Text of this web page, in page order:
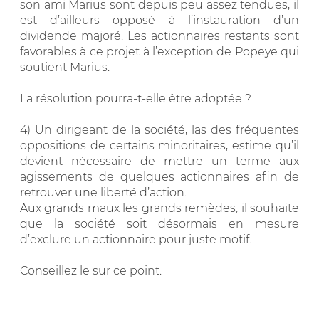
son ami Marius sont depuis peu assez tendues, il
est d’ailleurs opposé à l’instauration d’un
dividende majoré. Les actionnaires restants sont
favorables à ce projet à l’exception de Popeye qui
soutient Marius.
La résolution pourra-t-elle être adoptée ?
4) Un dirigeant de la société, las des fréquentes
oppositions de certains minoritaires, estime qu’il
devient nécessaire de mettre un terme aux
agissements de quelques actionnaires afin de
retrouver une liberté d’action.
Aux grands maux les grands remèdes, il souhaite
que la société soit désormais en mesure
d’exclure un actionnaire pour juste motif.
Conseillez le sur ce point.